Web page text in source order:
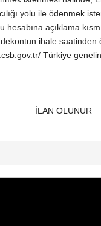
yolu ile ödenmek
açıklama
dekontun ihale
Türkiye